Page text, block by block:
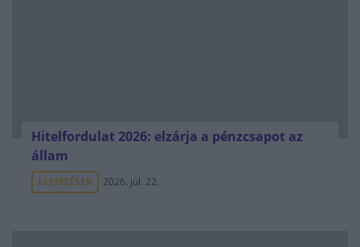
Hitelfordulat 2026: elzárja a pénzcsapot az
állam
ELEMZÉSEK 2026. júl. 22.